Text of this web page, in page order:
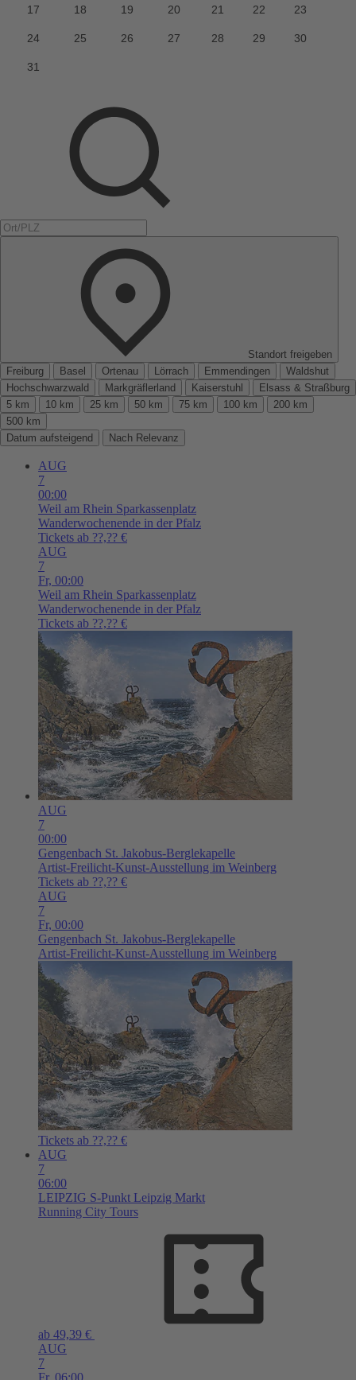
Standort freigeben
Freiburg
Basel Ortenau Lörrach Emmendingen
Waldshut
Hochschwarzwald
Markgräflerland Kaiserstuhl
Elsass & Straßburg
5 km
10 km 25 km 50 km 75 km 100 km
200 km
500 km
Datum aufsteigend
Nach Relevanz
AUG
7
00:00
Weil am Rhein Sparkassenplatz
Wanderwochenende in der Pfalz
Tickets ab ??,?? €
AUG
7
Fr, 00:00
Weil am Rhein Sparkassenplatz
Wanderwochenende in der Pfalz
Tickets ab ??,?? €
AUG
7
00:00
Gengenbach St. Jakobus-Berglekapelle
Artist-Freilicht-Kunst-Ausstellung im Weinberg
Tickets ab ??,?? €
AUG
7
Fr, 00:00
Gengenbach St. Jakobus-Berglekapelle
Artist-Freilicht-Kunst-Ausstellung im Weinberg
Tickets ab ??,?? €
AUG
7
06:00
LEIPZIG S-Punkt Leipzig Markt
Running City Tours
ab 49,39 €
AUG
7
Fr, 06:00